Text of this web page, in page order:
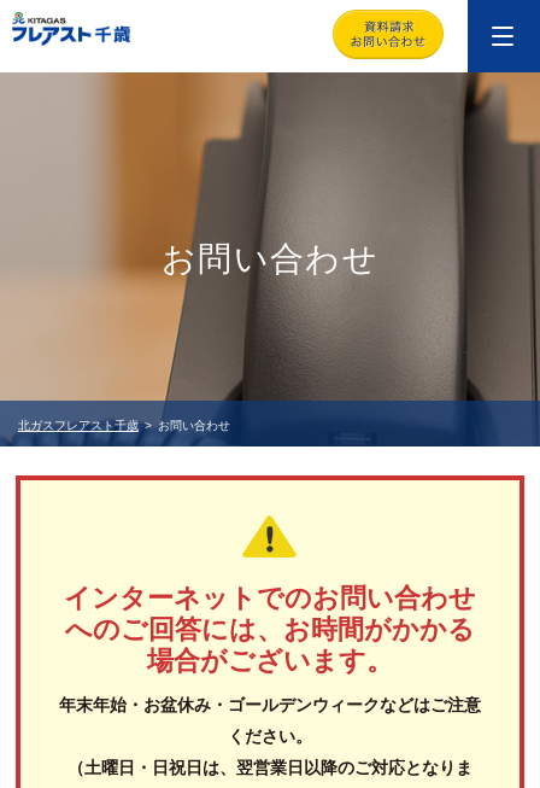
お問い合わせ
北ガスフレアスト千歳 お問い合わせ
インターネットでのお問い合わせ
へのご回答には、お時間がかかる
場合がございます。
年末年始・お盆休み・ゴールデンウィークなどはご注意
ください。
（土曜日・日祝日は、翌営業日以降のご対応となりま